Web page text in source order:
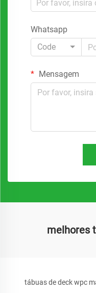
Whatsapp
Code
Mensagem
melhores
tábuas de deck wpc